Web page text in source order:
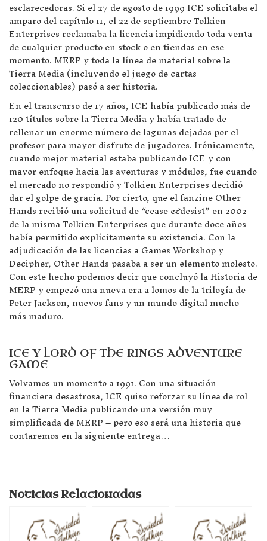
esclarecedoras. Si el 27 de agosto de 1999 ICE solicitaba el
amparo del capítulo 11, el 22 de septiembre Tolkien
Enterprises reclamaba la licencia impidiendo toda venta
de cualquier producto en stock o en tiendas en ese
momento. MERP y toda la línea de material sobre la
Tierra Media (incluyendo el juego de cartas
coleccionables) pasó a ser historia.
En el transcurso de 17 años, ICE había publicado más de
120 títulos sobre la Tierra Media y había tratado de
rellenar un enorme número de lagunas dejadas por el
profesor para mayor disfrute de jugadores. Irónicamente,
cuando mejor material estaba publicando ICE y con
mayor enfoque hacia las aventuras y módulos, fue cuando
el mercado no respondió y Tolkien Enterprises decidió
dar el golpe de gracia. Por cierto, que el fanzine Other
Hands recibió una solicitud de “cease &desist” en 2002
de la misma Tolkien Enterprises que durante doce años
había permitido explícitamente su existencia. Con la
adjudicación de las licencias a Games Workshop y
Decipher, Other Hands pasaba a ser un elemento molesto.
Con este hecho podemos decir que concluyó la Historia de
MERP y empezó una nueva era a lomos de la trilogía de
Peter Jackson, nuevos fans y un mundo digital mucho
más maduro.
ICE Y LORD OF THE RINGS ADVENTURE
GAME
Volvamos un momento a 1991. Con una situación
financiera desastrosa, ICE quiso reforzar su línea de rol
en la Tierra Media publicando una versión muy
simplificada de MERP – pero eso será una historia que
contaremos en la siguiente entrega…
Noticias Relacionadas